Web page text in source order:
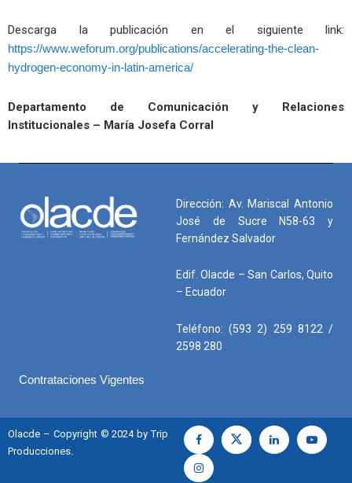
Descarga la publicación en el siguiente link:
https://www.weforum.org/publications/accelerating-the-clean-
hydrogen-economy-in-latin-america/
Departamento de Comunicación y Relaciones
Institucionales – María Josefa Corral
Dirección: Av. Mariscal Antonio
José de Sucre N58-63 y
Fernández Salvador
Edif. Olacde – San Carlos, Quito
– Ecuador
Teléfono: (593 2) 259 8122 /
2598 280
Contrataciones Vigentes
Olacde – Copyright © 2024 by Trip
Producciones.